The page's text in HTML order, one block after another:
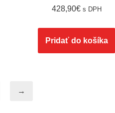
428,90€ s DPH
Pridať do košíka
→